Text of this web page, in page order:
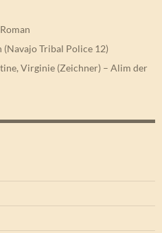
Tribal Police 12)
Virginie (Zeichner) – Alim der